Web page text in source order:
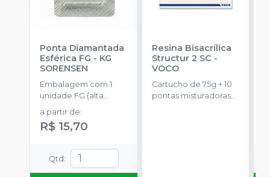
Ponta Diamantada
Esférica FG - KG
SORENSEN
Embalagem com 1
unidade FG (alta
rotação).
a partir de:
R$ 15,70
Qtd :
Resina Bisacrílica
Structur 2 SC -
VOCO
Cartucho de 75g + 10
pontas misturadoras